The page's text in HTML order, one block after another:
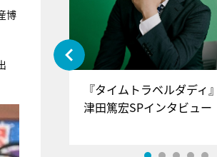
博
インタ
『タイムトラベルダディ
津田篤宏SPインタ